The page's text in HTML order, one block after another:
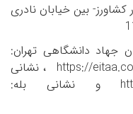
کشاورز- بین خیابان نادری
جهاد دانشگاهی تهران:
https:// ، نشانی
و نشانی بله: